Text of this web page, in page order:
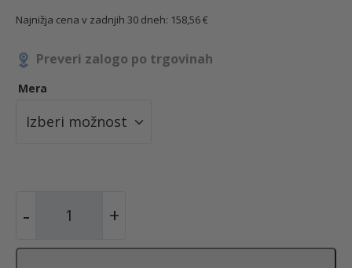
Najnižja cena v zadnjih 30 dneh: 158,56€
Preveri zalogo po trgovinah
Mera
-
z
+